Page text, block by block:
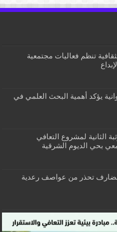
تنظم فعاليات مجتمعية
يؤكد أهمية البحث العلمي في
الثانية لمشروع التعافي
بحي الديوم الشرقية
تحذر من عواصف رعدية